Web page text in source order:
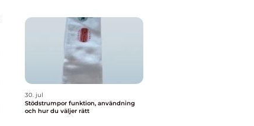
30. jul
Stödstrumpor funktion, användning
och hur du väljer rätt